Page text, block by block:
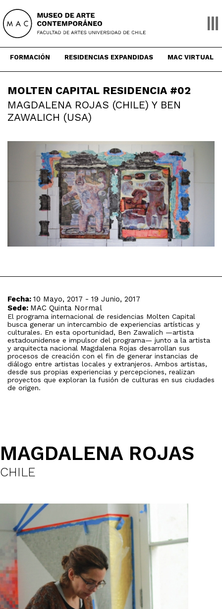
content
FORMACIÓN RESIDENCIAS EXPANDIDAS MAC VIRTUAL
MOLTEN CAPITAL RESIDENCIA #02
MAGDALENA ROJAS (CHILE) Y BEN
ZAWALICH (USA)
Fecha: 10 Mayo, 2017 - 19 Junio, 2017
Sede: MAC Quinta Normal
El programa internacional de residencias Molten Capital
busca generar un intercambio de experiencias artísticas y
culturales. En esta oportunidad, Ben Zawalich —artista
estadounidense e impulsor del programa— junto a la artista
y arquitecta nacional Magdalena Rojas desarrollan sus
procesos de creación con el fin de generar instancias de
diálogo entre artistas locales y extranjeros. Ambos artistas,
desde sus propias experiencias y percepciones, realizan
proyectos que exploran la fusión de culturas en sus ciudades
de origen.
MAGDALENA ROJAS
CHILE